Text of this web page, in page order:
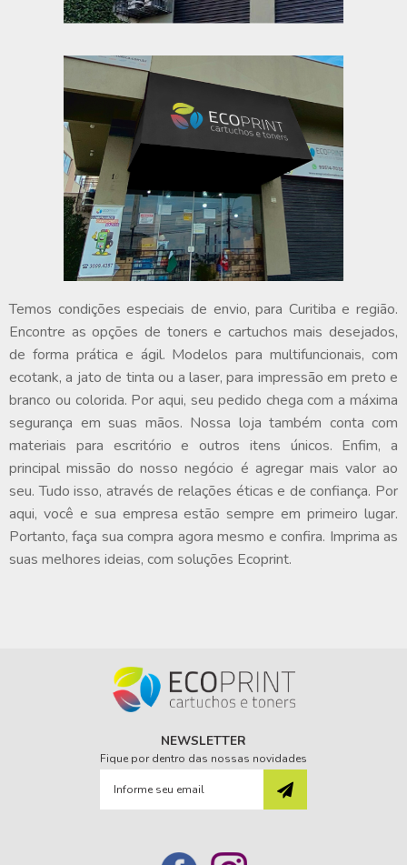
Temos condições especiais de envio, para Curitiba e região.
Encontre as opções de toners e cartuchos mais desejados,
de forma prática e ágil. Modelos para multifuncionais, com
ecotank, a jato de tinta ou a laser, para impressão em preto e
branco ou colorida. Por aqui, seu pedido chega com a máxima
segurança em suas mãos. Nossa loja também conta com
materiais para escritório e outros itens únicos. Enfim, a
principal missão do nosso negócio é agregar mais valor ao
seu. Tudo isso, através de relações éticas e de confiança. Por
aqui, você e sua empresa estão sempre em primeiro lugar.
Portanto, faça sua compra agora mesmo e confira. Imprima as
suas melhores ideias, com soluções Ecoprint.
NEWSLETTER
Fique por dentro das nossas novidades